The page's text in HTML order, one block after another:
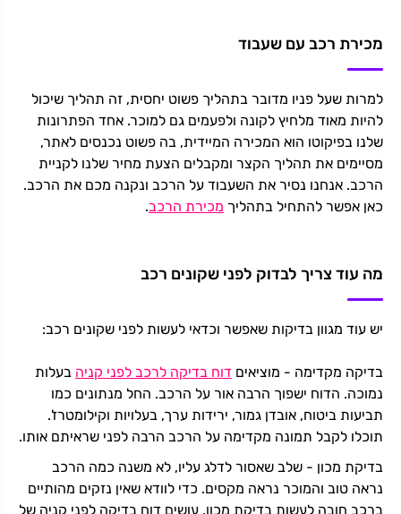
מכירת רכב עם שעבוד
למרות שעל פניו מדובר בתהליך פשוט יחסית, זה תהליך שיכול
להיות מאוד מלחיץ לקונה ולפעמים גם למוכר. אחד הפתרונות
שלנו בפיקוטו הוא המכירה המיידית, בה פשוט נכנסים לאתר,
מסיימים את תהליך הקצר ומקבלים הצעת מחיר שלנו לקניית
הרכב. אנחנו נסיר את השעבוד על הרכב ונקנה מכם את הרכב.
כאן אפשר להתחיל בתהליך מכירת הרכב.
מה עוד צריך לבדוק לפני שקונים רכב
יש עוד מגוון בדיקות שאפשר וכדאי לעשות לפני שקונים רכב:
בדיקה מקדימה - מוציאים דוח בדיקה לרכב לפני קניה בעלות
נמוכה. הדוח ישפוך הרבה אור על הרכב. החל מנתונים כמו
תביעות ביטוח, אובדן גמור, ירידות ערך, בעלויות וקילומטרז'.
תוכלו לקבל תמונה מקדימה על הרכב הרבה לפני שראיתם אותו.
בדיקת מכון - שלב שאסור לדלג עליו, לא משנה כמה הרכב
נראה טוב והמוכר נראה מקסים. כדי לוודא שאין נזקים מהותיים
ברכב חובה לעשות בדיקת מכון. עושים דוח בדיקה לפני קניה של